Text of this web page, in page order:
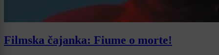
Filmska čajanka: Fiume o morte!